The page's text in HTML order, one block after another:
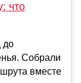
что
до
Собрали
вместе